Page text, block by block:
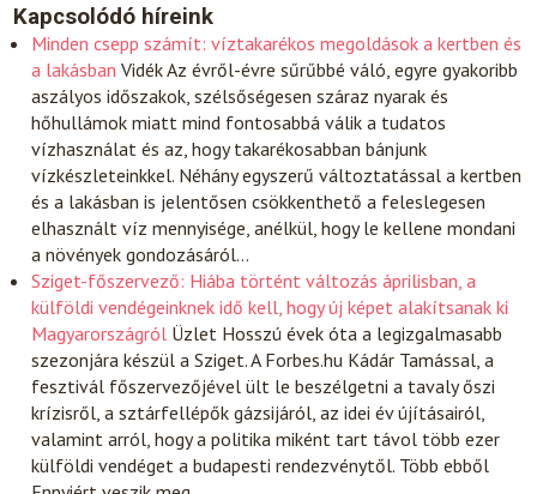
Kapcsolódó híreink
Minden csepp számít: víztakarékos megoldások a kertben és
a lakásban VidékAz évről-évre sűrűbbé váló, egyre gyakoribb
aszályos időszakok, szélsőségesen száraz nyarak és
hőhullámok miatt mind fontosabbá válik a tudatos
vízhasználat és az, hogy takarékosabban bánjunk
vízkészleteinkkel. Néhány egyszerű változtatással a kertben
és a lakásban is jelentősen csökkenthető a feleslegesen
elhasznált víz mennyisége, anélkül, hogy le kellene mondani
a növények gondozásáról…
Sziget-főszervező: Hiába történt változás áprilisban, a
külföldi vendégeinknek idő kell, hogy új képet alakítsanak ki
Magyarországról Üzlet Hosszú évek óta a legizgalmasabb
szezonjára készül a Sziget. A Forbes.hu Kádár Tamással, a
fesztivál főszervezőjével ült le beszélgetni a tavaly őszi
krízisről, a sztárfellépők gázsijáról, az idei év újításairól,
valamint arról, hogy a politika miként tart távol több ezer
külföldi vendéget a budapesti rendezvénytől. Több ebből